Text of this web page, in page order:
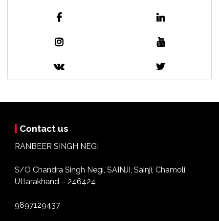
Contact us
RANBEER SINGH NEGI
S/O Chandra Singh Negi, SAINJI, Sainji, Chamoli,
Uttarakhand – 246424
9897129437